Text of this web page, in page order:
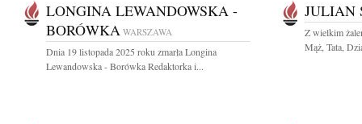
LONGINA LEWANDOWSKA -
BORÓWKA WARSZAWA
Dnia 19 listopada 2025 roku zmarła Longina
Lewandowska - Borówka Redaktorka i...
JULIAN
Z wielkim
Mąż, Tata,